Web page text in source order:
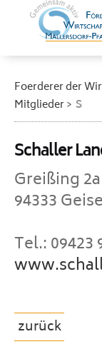
Foerderer der
Mitglieder
S
Schaller
Greißing 2a
94333
Tel.: 09423
zurück